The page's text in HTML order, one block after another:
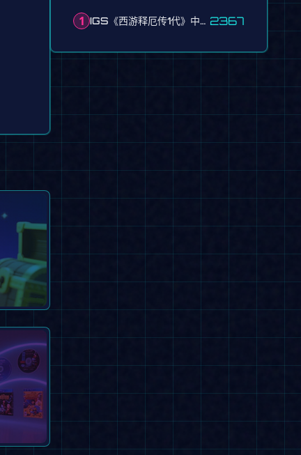
1 IGS《西游释厄传1代》中文版原版 2367